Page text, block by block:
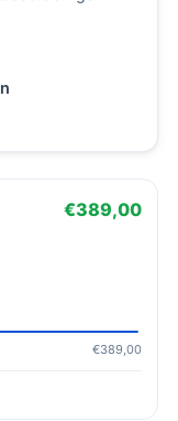
€389,00
€389,00